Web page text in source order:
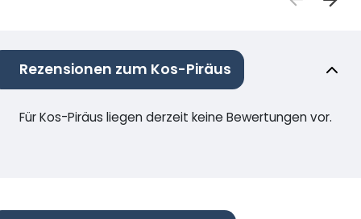
Rezensionen zum Kos-Piräus
Für Kos-Piräus liegen derzeit keine Bewertungen vor.